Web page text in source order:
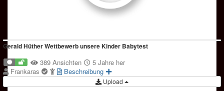
Gerald Hüther Wettbewerb unsere Kinder Babytest
389 Ansichten
5 Jahre her
Frankaras
Beschreibung
Upload